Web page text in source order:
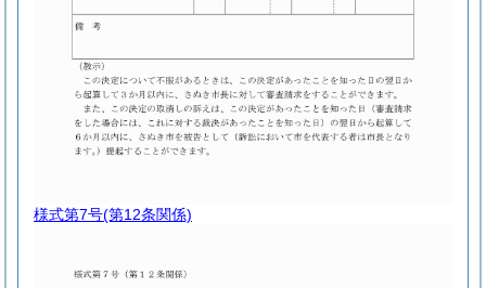
様式第7号(第12条関係)